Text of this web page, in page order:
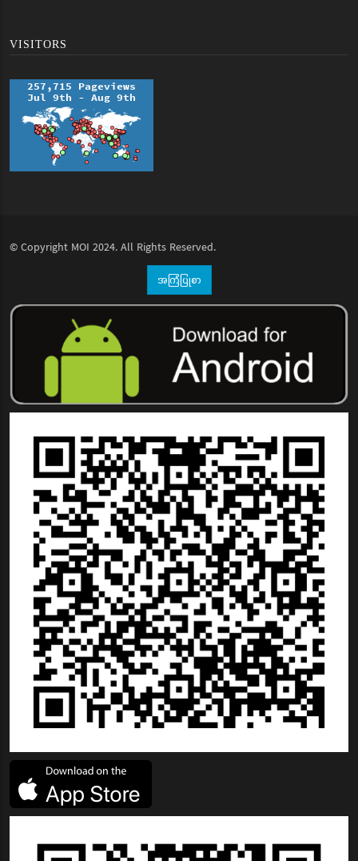
VISITORS
© Copyright MOI 2024. All Rights Reserved.
အကြံပြုစာ